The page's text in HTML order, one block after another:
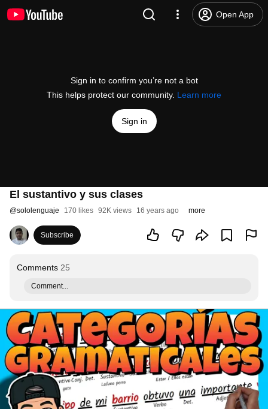
Open App
Sign in to confirm you’re not a bot
This helps protect our community. Learn more
Sign in
El sustantivo y sus clases
@sololenguaje 170 likes 92K views 16 years ago more
Subscribe
Comments 25
Comment...